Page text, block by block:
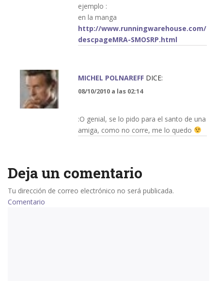
ejemplo :
en la manga
http://www.runningwarehouse.com/
descpageMRA-SMOSRP.html
MICHEL POLNAREFF DICE:
08/10/2010 a las 02:14
:O genial, se lo pido para el santo de una
amiga, como no corre, me lo quedo
Deja un comentario
Tu dirección de correo electrónico no será publicada.
Comentario